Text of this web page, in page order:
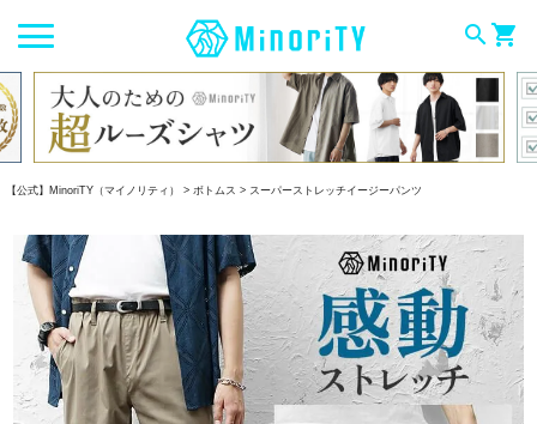
searchshopping_cart
【公式】MinoriTY（マイノリティ） ボトムス スーパーストレッチイージーパンツ